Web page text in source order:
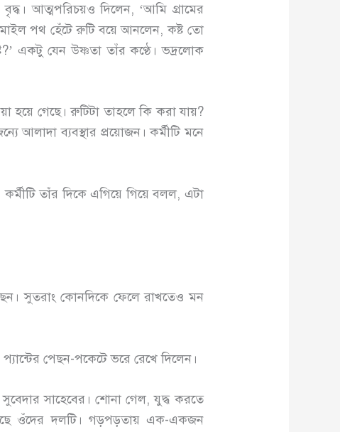
আত্মপরিচয়ও দিলেন, ‘আমি গ্রামের
মাইল পথ হেঁটে রুটি বয়ে আনলেন, কষ্ট তো
একটু যেন উষ্ণতা তাঁর কণ্ঠে। ভদ্রলোক
গেছে। রুটিটা তাহলে কি করা যায়?
ব্যবস্থার প্রয়োজন। কর্মীটি মনে
তাঁর দিকে এগিয়ে গিয়ে বলল, এটা
সুতরাং কোনদিকে ফেলে রাখতেও মন
পেছন-পকেটে ভরে রেখে দিলেন।
সাহেবের। শোনা গেল, যুদ্ধ করতে
ওঁদের দলটি। গড়পড়তায় এক-একজন